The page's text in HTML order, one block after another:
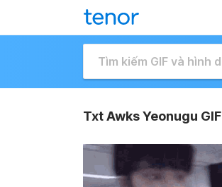
Txt Awks Yeonugu GIF